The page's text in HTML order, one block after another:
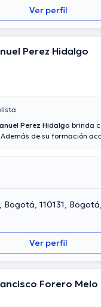
Ver perfil
Perez Hidalgo
Perez Hidalgo brinda
de su formación
de la salud lleva
de la Asociación
Perez Hidalgo ha
de tener una formación
y ha compartido
la salud puede hablar
Bogotá, 110131,
Ver perfil
Forero Melo